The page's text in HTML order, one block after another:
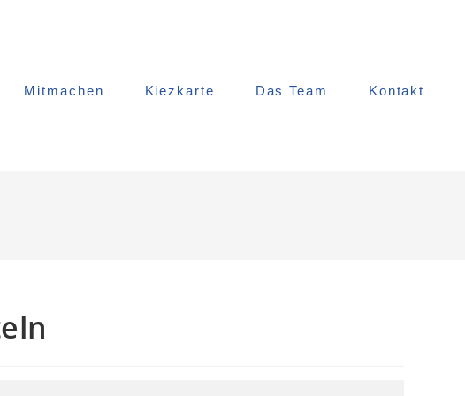
Mitmachen Kiezkarte Das Team Kontakt